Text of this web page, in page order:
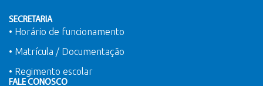
SECRETARIA
• Horário de funcionamento
• Matrícula / Documentação
• Regimento escolar
FALE CONOSCO